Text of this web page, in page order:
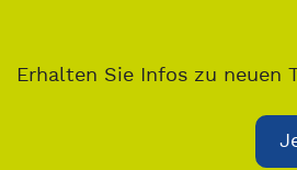
Erhalten Sie Infos zu neuen